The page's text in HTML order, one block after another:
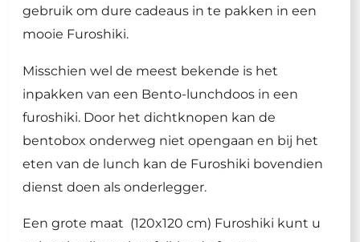
gebruik om dure cadeaus in te pakken in een
mooie Furoshiki.
Misschien wel de meest bekende is het
inpakken van een Bento-lunchdoos in een
furoshiki. Door het dichtknopen kan de
bentobox onderweg niet opengaan en bij het
eten van de lunch kan de Furoshiki bovendien
dienst doen als onderlegger.
Een grote maat (120x120 cm) Furoshiki kunt u